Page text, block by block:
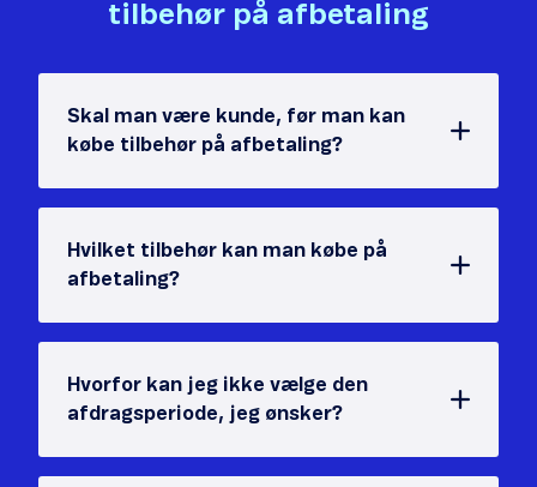
tilbehør på afbetaling
Skal man være kunde, før man kan
købe tilbehør på afbetaling?
Hvilket tilbehør kan man købe på
afbetaling?
Hvorfor kan jeg ikke vælge den
afdragsperiode, jeg ønsker?